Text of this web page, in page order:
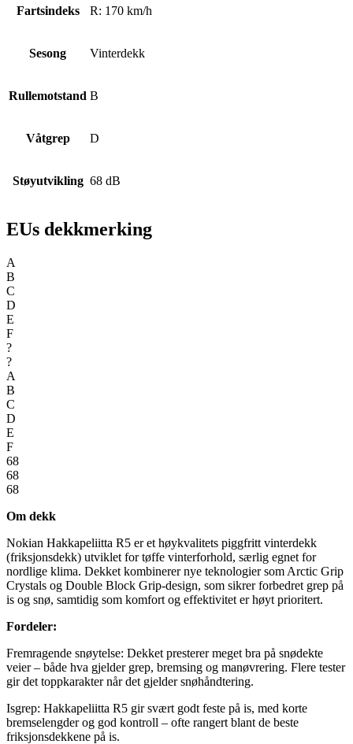
Fartsindeks R: 170 km/h
Sesong Vinterdekk
Rullemotstand B
Våtgrep D
Støyutvikling 68 dB
EUs dekkmerking
A
B
C
D
E
F
?
?
A
B
C
D
E
F
68
68
68
Om dekk
Nokian Hakkapeliitta R5 er et høykvalitets piggfritt vinterdekk
(friksjonsdekk) utviklet for tøffe vinterforhold, særlig egnet for
nordlige klima. Dekket kombinerer nye teknologier som Arctic Grip
Crystals og Double Block Grip-design, som sikrer forbedret grep på
is og snø, samtidig som komfort og effektivitet er høyt prioritert.
Fordeler:
Fremragende snøytelse: Dekket presterer meget bra på snødekte
veier – både hva gjelder grep, bremsing og manøvrering. Flere tester
gir det toppkarakter når det gjelder snøhåndtering.
Isgrep: Hakkapeliitta R5 gir svært godt feste på is, med korte
bremselengder og god kontroll – ofte rangert blant de beste
friksjonsdekkene på is.